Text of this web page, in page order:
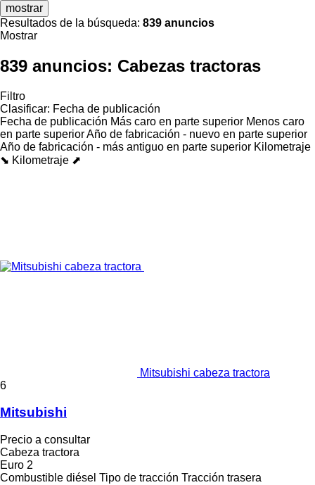
mostrar
Resultados de la búsqueda: 839 anuncios
Mostrar
839 anuncios: Cabezas tractoras
Filtro
Clasificar: Fecha de publicación
Fecha de publicación Más caro en parte superior Menos caro
en parte superiorAño de fabricación - nuevo en parte superior
Año de fabricación - más antiguo en parte superior Kilometraje
⬊ Kilometraje ⬈
Mitsubishi cabeza tractora
6
Mitsubishi
Precio a consultar
Cabeza tractora
Euro 2
Combustible diésel Tipo de tracción Tracción trasera